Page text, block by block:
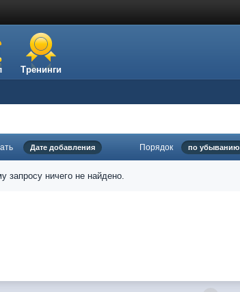
Тренинги
Дате добавления Порядок по убыванию
запросу ничего не найдено.